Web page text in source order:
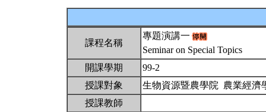
課程名稱
專題演講一
Seminar on Special Topics
開課學期
99-2
授課對象
生物資源暨農學院 農業經
授課教師